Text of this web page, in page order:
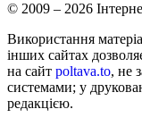
© 2009 – 2026
Використання
інших сайтах
на сайт poltava.to, не
системами; у
редакцією.